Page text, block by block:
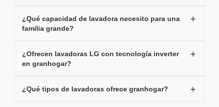
¿Qué capacidad de lavadora necesito para una
familia grande?
¿Ofrecen lavadoras LG con tecnología inverter
en granhogar?
¿Qué tipos de lavadoras ofrece granhogar?